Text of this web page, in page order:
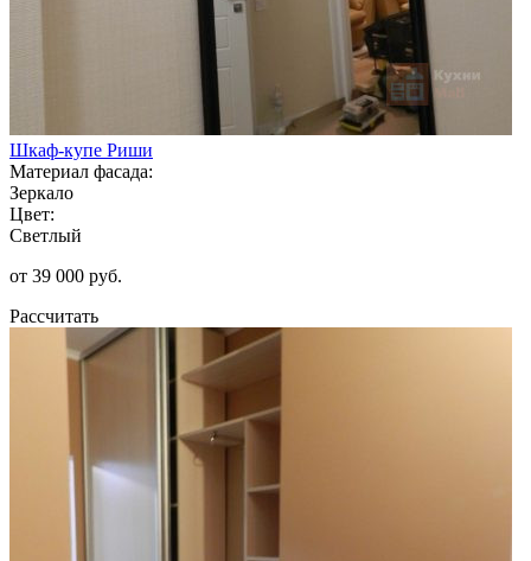
Шкаф-купе Риши
Материал фасада:
Зеркало
Цвет:
Светлый
от 39 000 руб.
Рассчитать